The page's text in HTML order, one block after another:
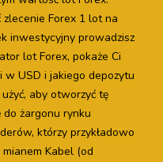
zlecenie Forex 1 lot na
inwestycyjny prowadzisz
lot Forex, pokaże Ci
w USD i jakiego depozytu
użyć, aby otworzyć tę
żargonu rynku
którzy przykładowo
Kabel (od